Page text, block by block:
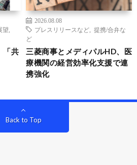
望
「共
2026.08.08
プレスリリースなど
提携/合弁な
ど
三菱商事とメディパルHD、医
療機関の経営効率化支援で連
携強化
Back to Top